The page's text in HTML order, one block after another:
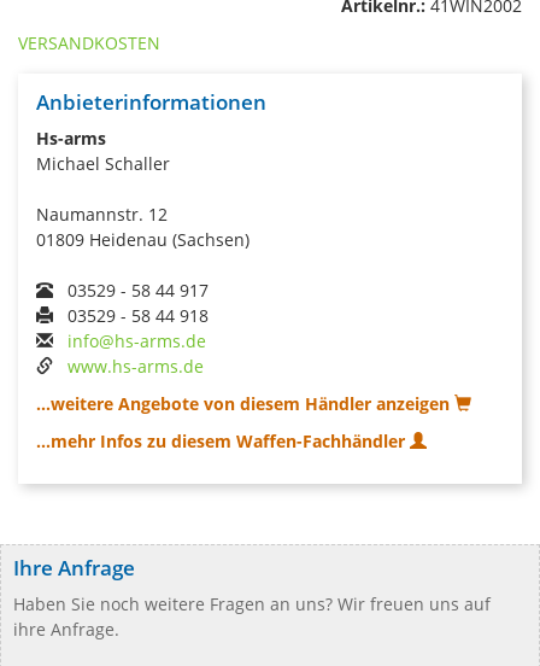
Artikelnr.: 41WIN2002
VERSANDKOSTEN
Anbieterinformationen
Hs-arms
Michael Schaller
Naumannstr. 12
01809 Heidenau (Sachsen)
03529 - 58 44 917
03529 - 58 44 918
info@hs-arms.de
www.hs-arms.de
...weitere Angebote von diesem Händler anzeigen
...mehr Infos zu diesem Waffen-Fachhändler
Ihre Anfrage
Haben Sie noch weitere Fragen an uns? Wir freuen uns auf
ihre Anfrage.